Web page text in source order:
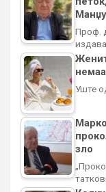
Проф.
Уште
зло